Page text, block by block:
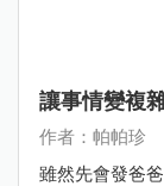
讓事情變複
作者：帕帕珍
雖然先會發爸